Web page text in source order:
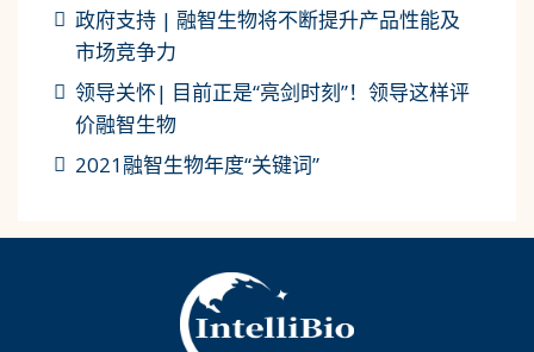
政府支持 | 融智生物将不断提升产品性能及
市场竞争力
领导关怀| 目前正是“亮剑时刻”！领导这样评
价融智生物
2021融智生物年度“关键词”